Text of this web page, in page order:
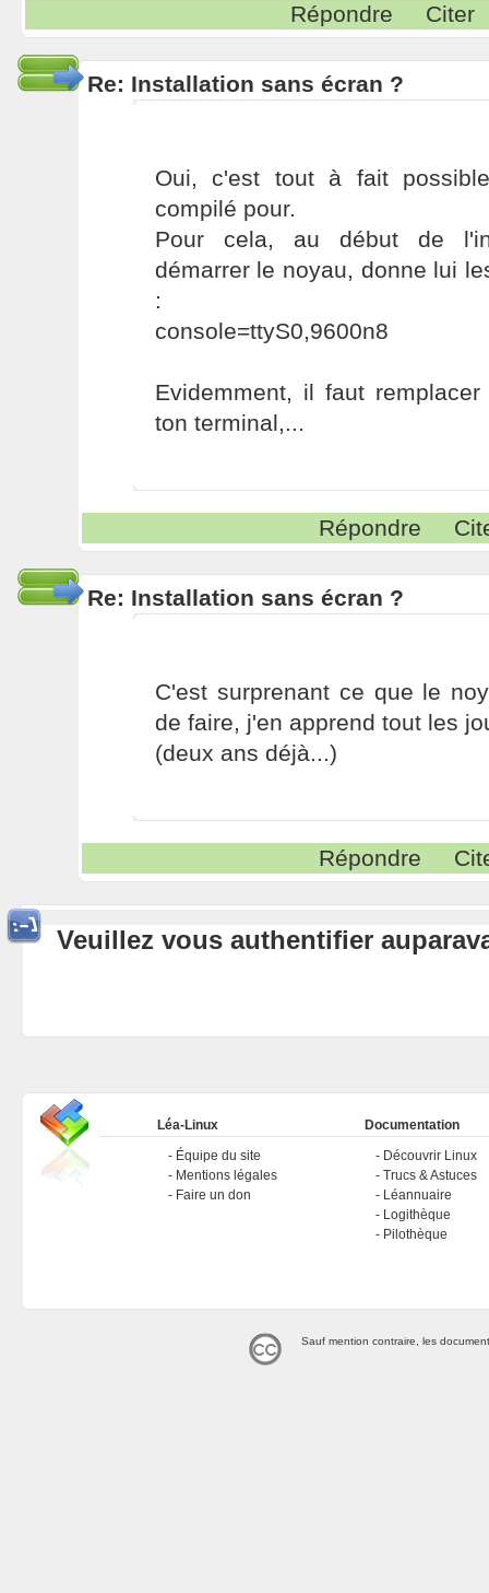
Répondre Citer
Re: Installation sans écran ?
Oui, c'est tout à fait
compilé pour.
Pour cela, au début de
démarrer le noyau, donne lui
:
console=ttyS0,9600n8
Evidemment, il faut
ton terminal,...
Répondre
Re: Installation sans écran ?
C'est surprenant ce que le
de faire, j'en apprend tout les
(deux ans déjà...)
Répondre
Veuillez vous authentifier
Léa-Linux
Équipe du site
Mentions légales
Faire un don
Documentation
Découvrir Linux
Trucs & Astuces
Léannuaire
Logithèque
Pilothèque
Sauf mention contraire, les